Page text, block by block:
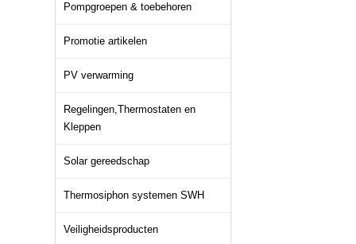
Pompgroepen & toebehoren
Promotie artikelen
PV verwarming
Regelingen,Thermostaten en
Kleppen
Solar gereedschap
Thermosiphon systemen SWH
Veiligheidsproducten